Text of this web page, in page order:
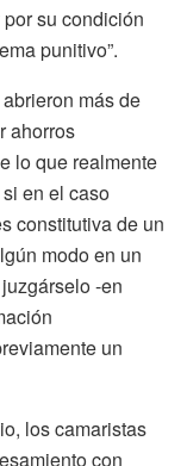
su condición
punitivo”.
más de
ahorros
lo que realmente
en el caso
constitutiva de un
modo en un
-en
un
los camaristas
con